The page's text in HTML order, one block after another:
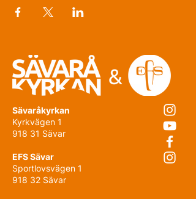
Sävaråkyrkan
Kyrkvägen 1
918 31 Sävar
EFS Sävar
Sportlovsvägen 1
918 32 Sävar